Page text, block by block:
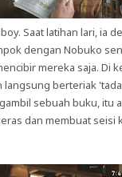
Saat latihan lari, ia
dengan Nobuko
mereka saja. Di
berteriak
sebuah buku, itu
dan membuat seisi